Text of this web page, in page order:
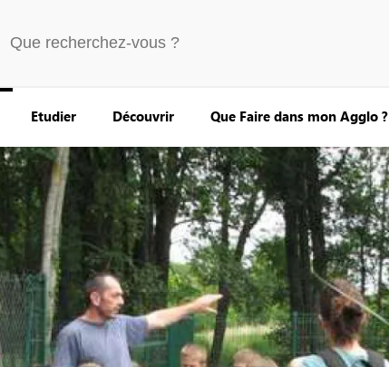
Etudier Découvrir Que Faire dans mon Agglo ?